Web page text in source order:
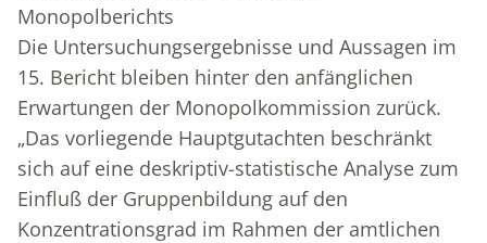
Monopolberichts
Die Untersuchungsergebnisse und Aussagen im
15. Bericht bleiben hinter den anfänglichen
Erwartungen der Monopolkommission zurück.
„Das vorliegende Hauptgutachten beschränkt
sich auf eine deskriptiv-statistische Analyse zum
Einfluß der Gruppenbildung auf den
Konzentrationsgrad im Rahmen der amtlichen